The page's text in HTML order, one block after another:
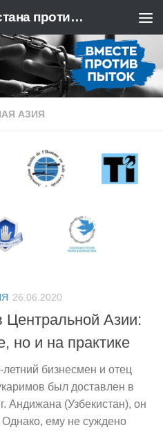
Коалиция НПО Казахстана против пыток
АЗИЯ
26.06.2020
Центральной Азии:
но и на практике
бизнесмен и отец
был доставлен в
Андижана (Узбекистан), он
ему не суждено